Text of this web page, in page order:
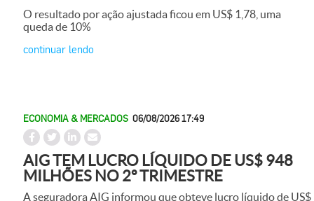
O resultado por ação ajustada ficou em US$ 1,78, uma
queda de 10%
continuar lendo
ECONOMIA & MERCADOS 06/08/2026 17:49
AIG TEM LUCRO LÍQUIDO DE US$ 948
MILHÕES NO 2º TRIMESTRE
A seguradora AIG informou que obteve lucro líquido de US$